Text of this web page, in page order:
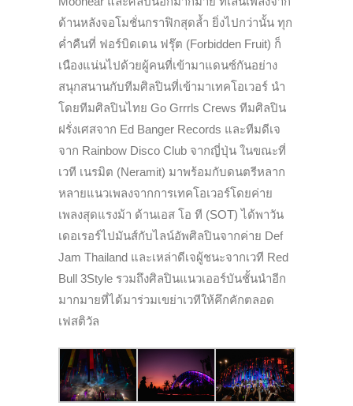
ด้านหลังจอโมชั่นกราฟิกสุดล้ำ ยิ่งไปกว่านั้น ทุก
ค่ำคืนที่ ฟอร์บิดเดน ฟรุ๊ต (Forbidden Fruit) ก็
เนืองแน่นไปด้วยผู้คนที่เข้ามาแดนซ์กันอย่าง
สนุกสนานกับทีมศิลปินที่เข้ามาเทคโอเวอร์ นำ
โดยทีมศิลปินไทย Go Grrrls Crews ทีมศิลปิน
ฝรั่งเศสจาก Ed Banger Records และทีมดีเจ
จาก Rainbow Disco Club จากญี่ปุ่น ในขณะที่
เวที เนรมิต (Neramit) มาพร้อมกับดนตรีหลาก
หลายแนวเพลงจากการเทคโอเวอร์โดยค่าย
เพลงสุดแรงม้า ด้านเอส โอ ที (SOT) ได้พาวัน
เดอเรอร์ไปมันส์กับไลน์อัพศิลปินจากค่าย Def
Jam Thailand และเหล่าดีเจผู้ชนะจากเวที Red
Bull 3Style รวมถึงศิลปินแนวเออร์บันชั้นนำอีก
มากมายที่ได้มาร่วมเขย่าเวทีให้คึกคักตลอด
เฟสติวัล